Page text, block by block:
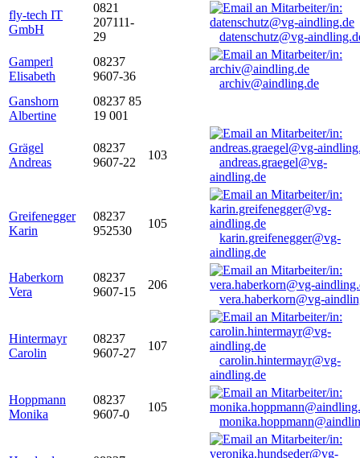
fly-tech IT
GmbH
0821
207111-
29
datenschutz@vg-
Gamperl
Elisabeth
08237
9607-36
archiv@aindling.de
Ganshorn
Albertine
08237 85
19 001
Grägel
Andreas
08237
9607-22
103
andreas.graegel@vg-
aindling.de
Greifenegger
Karin
08237
952530
105
karin.greifenegger@vg-
aindling.de
Haberkorn
Vera
08237
9607-15
206
vera.haberkorn@vg-
Hintermayr
Carolin
08237
9607-27
107
carolin.hintermayr@vg-
aindling.de
Hoppmann
Monika
08237
9607-0
105